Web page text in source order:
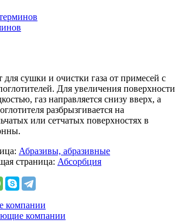
для сушки и очистки газа от примесей с
Для увеличения поверхности
газ направляется снизу вверх, а
разбрызгивается на
или сетчатых поверхностях в
Абразивы, абразивные
страница: Абсорбция
компании
компании